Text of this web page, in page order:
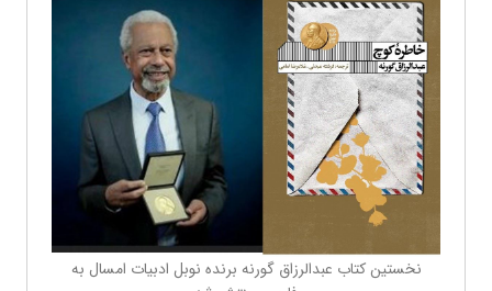
نخستین کتاب عبدالرزاق گورنه برنده نوبل ادبیات امسال به